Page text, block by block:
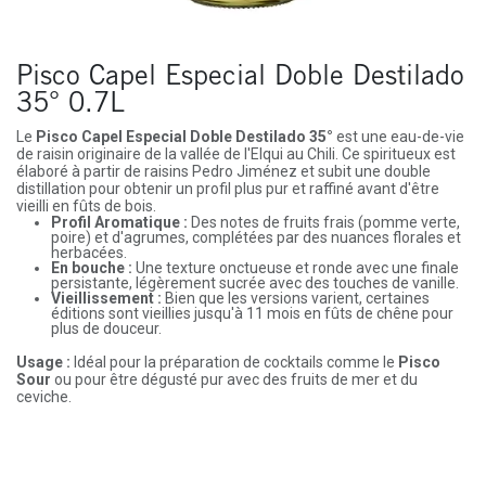
Pisco Capel Especial Doble Destilado
35° 0.7L
Le Pisco Capel Especial Doble Destilado 35° est une eau-de-vie
de raisin originaire de la vallée de l'Elqui au Chili. Ce spiritueux est
élaboré à partir de raisins Pedro Jiménez et subit une double
distillation pour obtenir un profil plus pur et raffiné avant d'être
vieilli en fûts de bois.
Profil Aromatique : Des notes de fruits frais (pomme verte,
poire) et d'agrumes, complétées par des nuances florales et
herbacées.
En bouche : Une texture onctueuse et ronde avec une finale
persistante, légèrement sucrée avec des touches de vanille.
Vieillissement : Bien que les versions varient, certaines
éditions sont vieillies jusqu'à 11 mois en fûts de chêne pour
plus de douceur.
Usage : Idéal pour la préparation de cocktails comme le Pisco
Sour ou pour être dégusté pur avec des fruits de mer et du
ceviche.